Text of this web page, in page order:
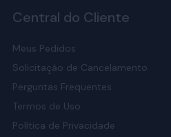
Central do Cliente
Meus Pedidos
Solicitação de Cancelamento
Perguntas Frequentes
Termos de Uso
Política de Privacidade